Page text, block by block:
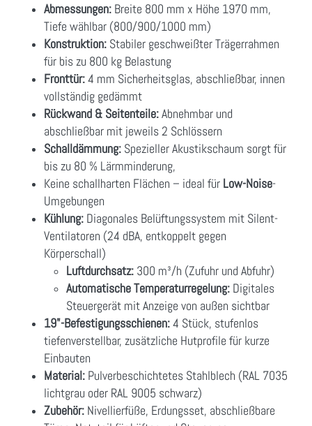
Abmessungen: Breite 800 mm x Höhe 1970 mm,
Tiefe wählbar (800/900/1000 mm)
Konstruktion: Stabiler geschweißter Trägerrahmen
für bis zu 800 kg Belastung
Fronttür:4 mm Sicherheitsglas, abschließbar, innen
vollständig gedämmt
Rückwand & Seitenteile:Abnehmbar und
abschließbar mit jeweils 2 Schlössern
Schalldämmung: Spezieller Akustikschaum sorgt für
bis zu 80 % Lärmminderung,
Keine schallharten Flächen – ideal für Low-Noise-
Umgebungen
Kühlung: Diagonales Belüftungssystem mit Silent-
Ventilatoren (24 dBA, entkoppelt gegen
Körperschall)
Luftdurchsatz: 300 m³/h (Zufuhr und Abfuhr)
Automatische Temperaturregelung: Digitales
Steuergerät mit Anzeige von außen sichtbar
19"-Befestigungsschienen:4 Stück, stufenlos
tiefenverstellbar, zusätzliche Hutprofile für kurze
Einbauten
Material: Pulverbeschichtetes Stahlblech (RAL 7035
lichtgrau oder RAL 9005 schwarz)
Zubehör: Nivellierfüße, Erdungsset, abschließbare